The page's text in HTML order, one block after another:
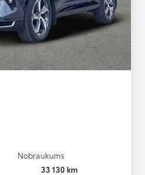
Nobraukums
33 130 km